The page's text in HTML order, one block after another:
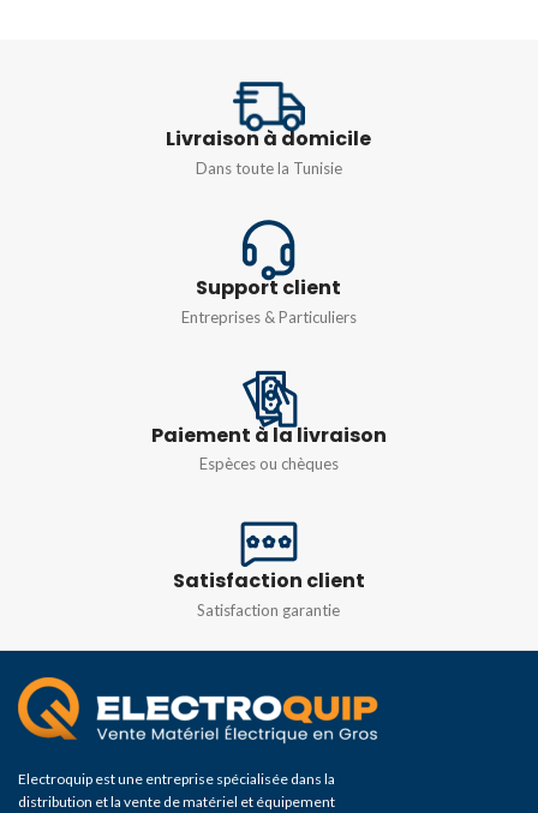
AcierLivraison à domicile
Dans toute la Tunisie
Support client
Entreprises & Particuliers
Paiement à la livraison
Espèces ou chèques
Satisfaction client
Satisfaction garantie
Electroquip est une entreprise spécialisée dans la
distribution et la vente de matériel et équipement